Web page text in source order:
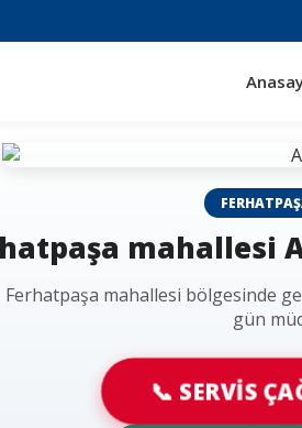
mahallesi
Ferhatpaşa mahallesi bölgesinde
gün
📞 SERVİS